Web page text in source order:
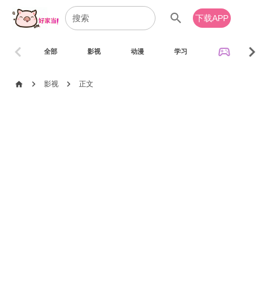
search 下载APP
全部 影视 动漫 学习 sports_esports
chevron_left chevron_right
home chevron_right 影视 chevron_right 正文